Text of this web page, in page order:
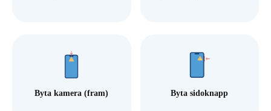
Byta kamera (fram) Byta sidoknapp